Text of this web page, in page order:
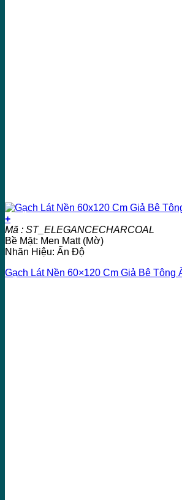
+
Mã : ST_ELEGANCECHARCOAL
Bề Mặt: Men Matt (Mờ)
Nhãn Hiệu: Ấn Độ
Gạch Lát Nền 60×120 Cm Giả Bê Tông